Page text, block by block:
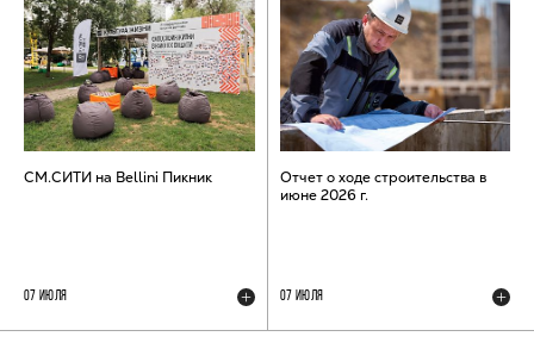
СМ.СИТИ на Bellini Пикник
07 ИЮЛЯ
Отчет о ходе строительства в
июне 2026 г.
07 ИЮЛЯ